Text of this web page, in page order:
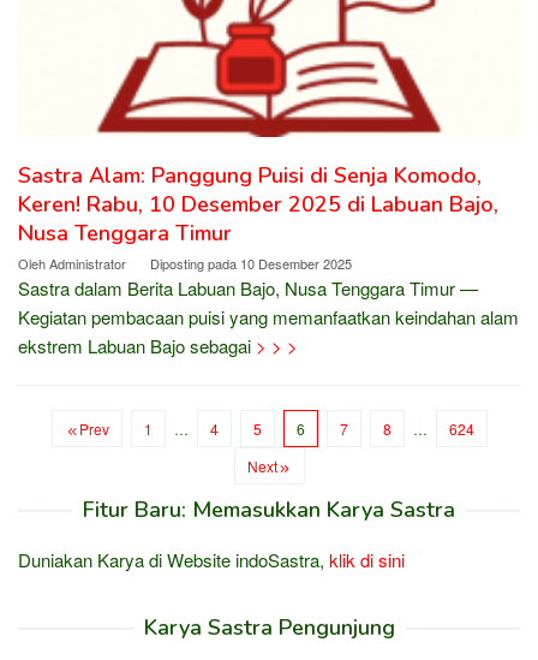
Sastra Alam: Panggung Puisi di Senja Komodo,
Keren! Rabu, 10 Desember 2025 di Labuan Bajo,
Nusa Tenggara Timur
OlehAdministrator Diposting pada 10 Desember 2025
Sastra dalam Berita Labuan Bajo, Nusa Tenggara Timur —
Kegiatan pembacaan puisi yang memanfaatkan keindahan alam
ekstrem Labuan Bajo sebagai > > >
Prev 1 … 4 5 6 7 8 …
624
Next
Fitur Baru: Memasukkan Karya Sastra
Duniakan Karya di Website indoSastra, klik di sini
Karya Sastra Pengunjung